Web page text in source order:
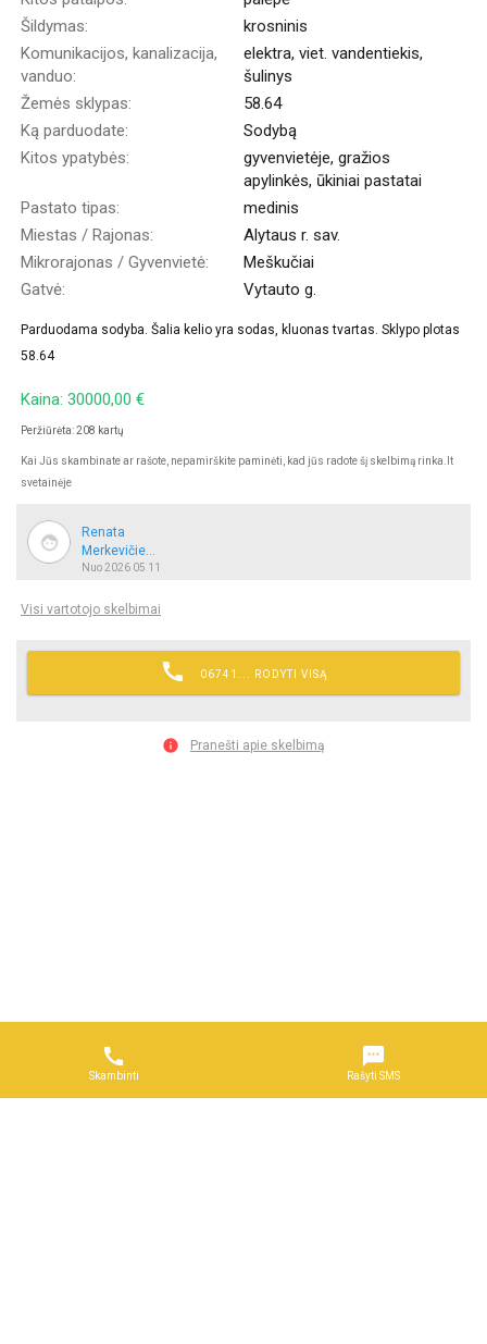
Šildymas:
krosninis
Komunikacijos, kanalizacija,
vanduo:
elektra, viet. vandentiekis,
šulinys
Žemės sklypas:
58.64
Ką parduodate:
Sodybą
Kitos ypatybės:
gyvenvietėje, gražios
apylinkės, ūkiniai pastatai
Pastato tipas:
medinis
Miestas / Rajonas:
Alytaus r. sav.
Mikrorajonas / Gyvenvietė:
Meškučiai
Gatvė:
Vytauto g.
Parduodama sodyba. Šalia kelio yra sodas, kluonas tvartas. Sklypo plotas
58.64
Kaina: 30000,00 €
Peržiūrėta: 208 kartų
Kai Jūs skambinate ar rašote, nepamirškite paminėti, kad jūs radote šį skelbimą rinka.lt
svetainėje
Renata
Merkevičie...
Nuo 2026 05 11
Visi vartotojo skelbimai
 06741... RODYTI VISĄ
 Pranešti apie skelbimą

Skambinti

Rašyti SMS